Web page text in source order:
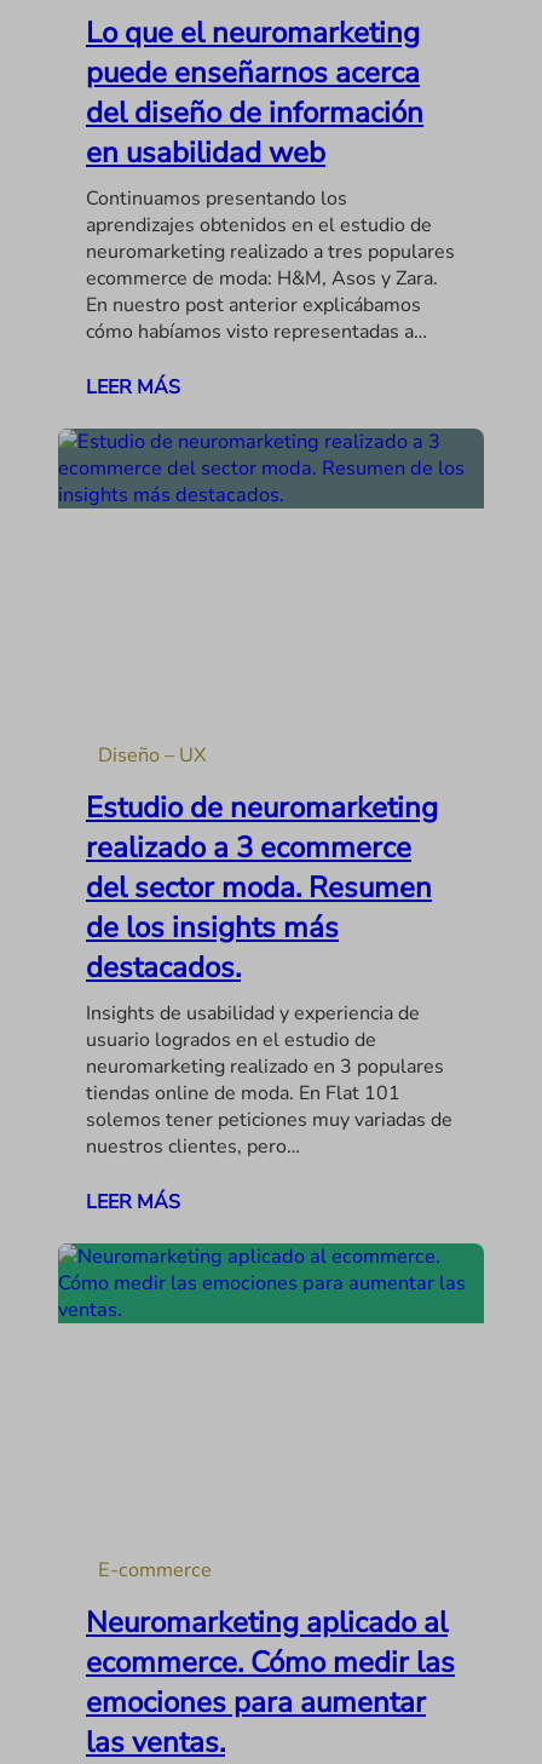
Lo que el neuromarketing
puede enseñarnos acerca
del diseño de información
en usabilidad web
Continuamos presentando los
aprendizajes obtenidos en el estudio de
neuromarketing realizado a tres populares
ecommerce de moda: H&M, Asos y Zara.
En nuestro post anterior explicábamos
cómo habíamos visto representadas a…
LEER MÁS
Diseño – UX
Estudio de neuromarketing
realizado a 3 ecommerce
del sector moda. Resumen
de los insights más
destacados.
Insights de usabilidad y experiencia de
usuario logrados en el estudio de
neuromarketing realizado en 3 populares
tiendas online de moda. En Flat 101
solemos tener peticiones muy variadas de
nuestros clientes, pero…
LEER MÁS
E-commerce
Neuromarketing aplicado al
ecommerce. Cómo medir las
emociones para aumentar
las ventas.